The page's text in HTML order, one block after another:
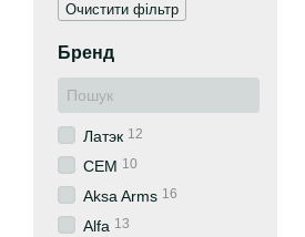
Очистити фільтр
Бренд
Латэк 12
СЕМ 10
Aksa Arms 16
Alfa 13